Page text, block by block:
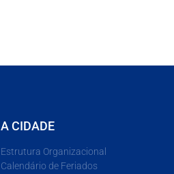
A CIDADE
Estrutura Organizacional
Calendário de Feriados